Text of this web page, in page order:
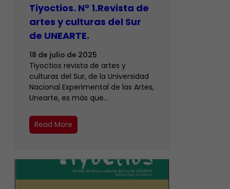
Tiyoctios. N° 1.Revista de
artes y culturas del Sur
de UNEARTE.
18 de julio de 2025
Tiyoctios revista de artes y
culturas del Sur, de la Universidad
Nacional Experimental de las Artes,
Unearte, es más que…
Read More